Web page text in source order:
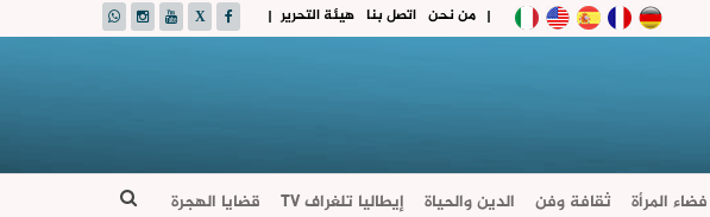
| هيئة التحرير اتصل بنا من نحن |
فضاء المرأة ثقافة وفن الدين والحياة إيطاليا تلغراف TV قضايا الهجرة